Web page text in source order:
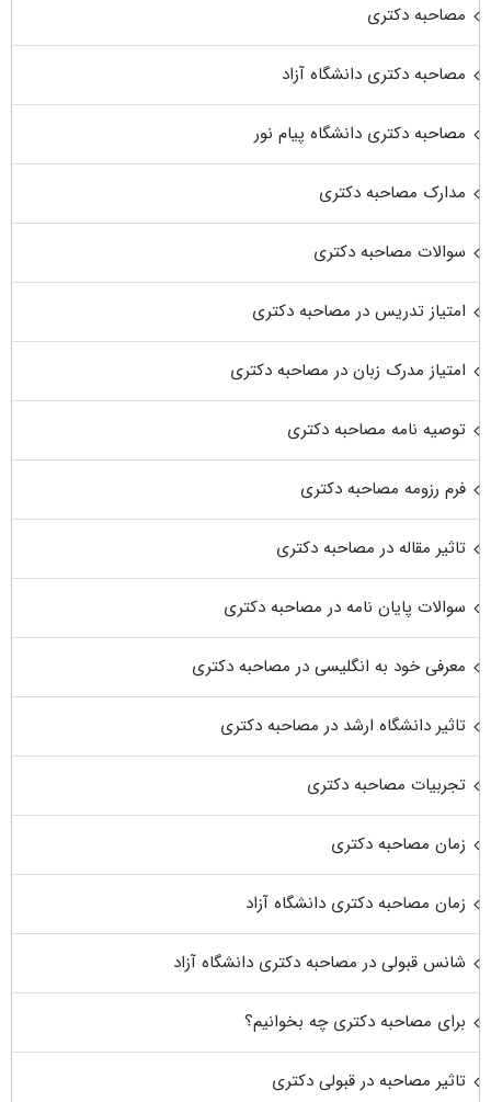
مصاحبه دکتری
مصاحبه دکتری دانشگاه آزاد
مصاحبه دکتری دانشگاه پیام نور
مدارک مصاحبه دکتری
سوالات مصاحبه دکتری
امتیاز تدریس در مصاحبه دکتری
امتیاز مدرک زبان در مصاحبه دکتری
توصیه نامه مصاحبه دکتری
فرم رزومه مصاحبه دکتری
تاثیر مقاله در مصاحبه دکتری
سوالات پایان نامه در مصاحبه دکتری
معرفی خود به انگلیسی در مصاحبه دکتری
تاثیر دانشگاه ارشد در مصاحبه دکتری
تجربیات مصاحبه دکتری
زمان مصاحبه دکتری
زمان مصاحبه دکتری دانشگاه آزاد
شانس قبولی در مصاحبه دکتری دانشگاه آزاد
برای مصاحبه دکتری چه بخوانیم؟
تاثیر مصاحبه در قبولی دکتری